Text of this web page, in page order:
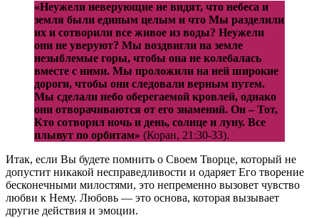
«Неужели неверующие не видят, что небеса и
земля были единым целым и что Мы разделили
их и сотворили все живое из воды? Неужели
они не уверуют? Мы воздвигли на земле
незыблемые горы, чтобы она не колебалась
вместе с ними. Мы проложили на ней широкие
дороги, чтобы они следовали верным путем.
Мы сделали небо оберегаемой кровлей, однако
они отворачиваются от его знамений. Он – Тот,
Кто сотворил ночь и день, солнце и луну. Все
плывут по орбитам» (Коран, 21:30-33).
Итак, если Вы будете помнить о Своем Творце, который не
допустит никакой несправедливости и одаряет Его творение
бесконечными милостями, это непременно вызовет чувство
любви к Нему. Любовь — это основа, которая вызывает
другие действия и эмоции.